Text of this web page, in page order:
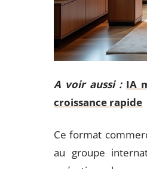
A voir aussi : IA
croissance rapide
Ce format
au groupe